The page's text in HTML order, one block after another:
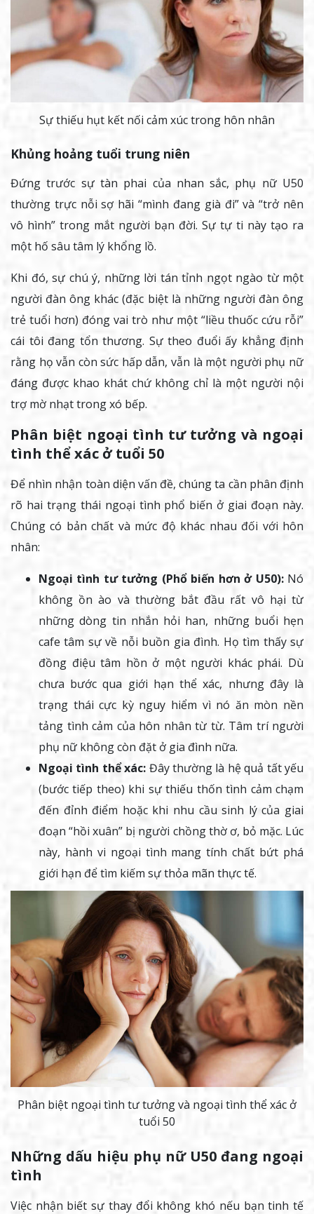
Sự thiếu hụt kết nối cảm xúc trong hôn nhân
Khủng hoảng tuổi trung niên
Đứng trước sự tàn phai của nhan sắc, phụ nữ U50
thường trực nỗi sợ hãi “mình đang già đi” và “trở nên
vô hình” trong mắt người bạn đời. Sự tự ti này tạo ra
một hố sâu tâm lý khổng lồ.
Khi đó, sự chú ý, những lời tán tỉnh ngọt ngào từ một
người đàn ông khác (đặc biệt là những người đàn ông
trẻ tuổi hơn) đóng vai trò như một “liều thuốc cứu rỗi”
cái tôi đang tổn thương. Sự theo đuổi ấy khẳng định
rằng họ vẫn còn sức hấp dẫn, vẫn là một người phụ nữ
đáng được khao khát chứ không chỉ là một người nội
trợ mờ nhạt trong xó bếp.
Phân biệt ngoại tình tư tưởng và ngoại
tình thể xác ở tuổi 50
Để nhìn nhận toàn diện vấn đề, chúng ta cần phân định
rõ hai trạng thái ngoại tình phổ biến ở giai đoạn này.
Chúng có bản chất và mức độ khác nhau đối với hôn
nhân:
Ngoại tình tư tưởng (Phổ biến hơn ở U50):Nó
không ồn ào và thường bắt đầu rất vô hại từ
những dòng tin nhắn hỏi han, những buổi hẹn
cafe tâm sự về nỗi buồn gia đình. Họ tìm thấy sự
đồng điệu tâm hồn ở một người khác phái. Dù
chưa bước qua giới hạn thể xác, nhưng đây là
trạng thái cực kỳ nguy hiểm vì nó ăn mòn nền
tảng tình cảm của hôn nhân từ từ. Tâm trí người
phụ nữ không còn đặt ở gia đình nữa.
Ngoại tình thể xác: Đây thường là hệ quả tất yếu
(bước tiếp theo) khi sự thiếu thốn tình cảm chạm
đến đỉnh điểm hoặc khi nhu cầu sinh lý của giai
đoạn “hồi xuân” bị người chồng thờ ơ, bỏ mặc. Lúc
này, hành vi ngoại tình mang tính chất bứt phá
giới hạn để tìm kiếm sự thỏa mãn thực tế.
Phân biệt ngoại tình tư tưởng và ngoại tình thể xác ở
tuổi 50
Những dấu hiệu phụ nữ U50 đang ngoại
tình
Việc nhận biết sự thay đổi không khó nếu bạn tinh tế